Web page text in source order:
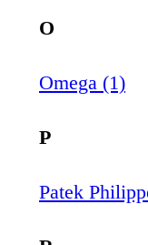
O
Omega (1)
P
Patek